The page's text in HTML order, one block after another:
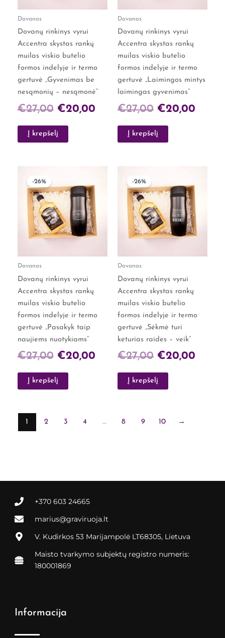
Dovanos
Dovanų rinkinys vyrui
Accentra skystas rankų
muilas viskio butelio
formos indelyje ir termo
gertuvė „Gyvenimas be
nesąmonių – nesąmonė”
€27,00 €20,00
Į krepšelį
Dovanos
Dovanų rinkinys vyrui
Accentra skystas rankų
muilas viskio butelio
formos indelyje ir termo
gertuvė „Laimingos mintys
laimingas gyvenimas”
€27,00 €20,00
Į krepšelį
-26%
Dovanos
Dovanų rinkinys vyrui
Accentra skystas rankų
muilas viskio butelio
formos indelyje ir termo
gertuvė „Pasakyk taip
naujiems nuotykiams”
€27,00
price
was:
€27,00.
€20,00
price
is:
€20,00.
Į krepšelį
-26%
Dovanos
Dovanų rinkinys vyrui
Accentra skystas rankų
muilas viskio butelio
formos indelyje ir termo
gertuvė „Sėkmė turi
keturias raides – veik”
€27,00
price
was:
€27,00.
€20,00
is:
Į krepšelį
1 2 3 4 … 8 9 10 →
+370 603 24665
marius@graviruoja.lt
V. Kudirkos 53 Marijampolė LT68305, Lietuva
Maisto tvarkymo subjektų registro numeris:
180001869
Informacija